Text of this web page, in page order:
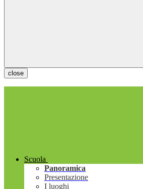
close
Scuola
Panoramica
Presentazione
I luoghi